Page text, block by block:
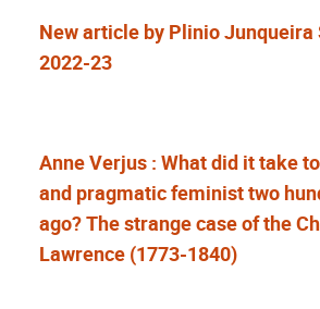
New article by Plinio
2022-23
Anne Verjus : What did it take
and pragmatic feminist two
ago? The strange case of the
Lawrence (1773-1840)